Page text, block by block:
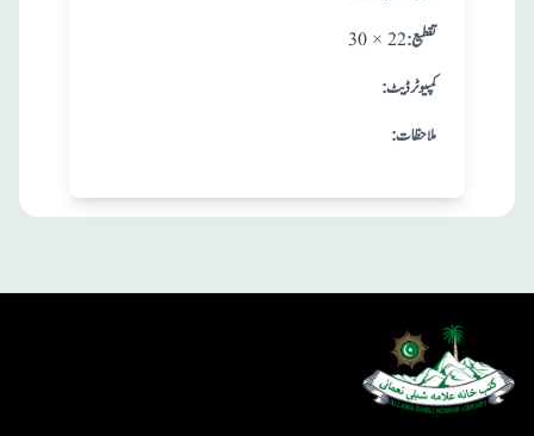
30 × 22 :تقطيع
:کمپیوٹر ڈیٹ
:ملاحظات